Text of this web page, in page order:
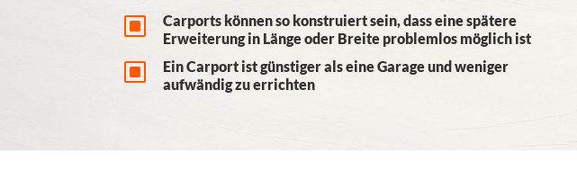
W
Carports können so konstruiert sein, dass eine spätere
Erweiterung in Länge oder Breite problemlos möglich ist
W
Ein Carport ist günstiger als eine Garage und weniger
aufwändig zu errichten